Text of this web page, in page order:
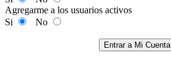
Agregarme a los usuarios activos
Si
No
Entrar a Mi Cuenta